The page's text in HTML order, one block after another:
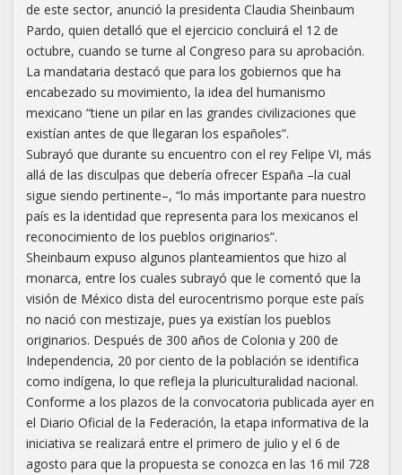
de este sector, anunció la presidenta Claudia Sheinbaum
Pardo, quien detalló que el ejercicio concluirá el 12 de
octubre, cuando se turne al Congreso para su aprobación.
La mandataria destacó que para los gobiernos que ha
encabezado su movimiento, la idea del humanismo
mexicano “tiene un pilar en las grandes civilizaciones que
existían antes de que llegaran los españoles”.
Subrayó que durante su encuentro con el rey Felipe VI, más
allá de las disculpas que debería ofrecer España –la cual
sigue siendo pertinente–, “lo más importante para nuestro
país es la identidad que representa para los mexicanos el
reconocimiento de los pueblos originarios”.
Sheinbaum expuso algunos planteamientos que hizo al
monarca, entre los cuales subrayó que le comentó que la
visión de México dista del eurocentrismo porque este país
no nació con mestizaje, pues ya existían los pueblos
originarios. Después de 300 años de Colonia y 200 de
Independencia, 20 por ciento de la población se identifica
como indígena, lo que refleja la pluriculturalidad nacional.
Conforme a los plazos de la convocatoria publicada ayer en
el Diario Oficial de la Federación, la etapa informativa de la
iniciativa se realizará entre el primero de julio y el 6 de
agosto para que la propuesta se conozca en las 16 mil 728